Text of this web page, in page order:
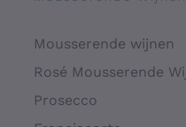
Mousserende wijnen
Rosé Mousserende
Prosecco